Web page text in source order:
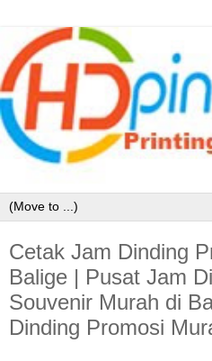
Cetak Jam Dinding
Balige | Pusat Jam
Souvenir Murah di
Dinding Promosi